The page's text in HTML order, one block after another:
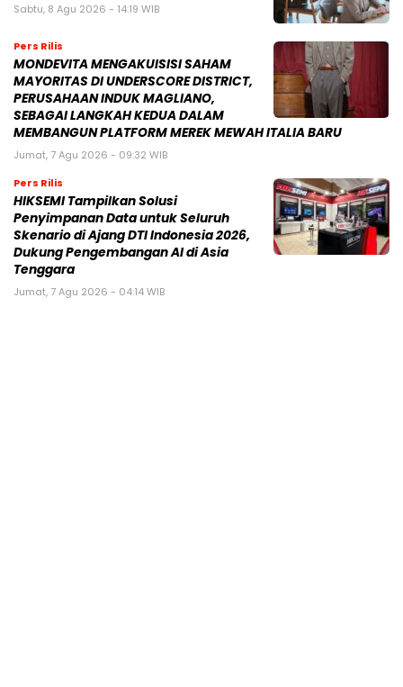
Sabtu, 8 Agu 2026 - 14:19 WIB
Pers Rilis
MONDEVITA MENGAKUISISI SAHAM
MAYORITAS DI UNDERSCORE DISTRICT,
PERUSAHAAN INDUK MAGLIANO,
SEBAGAI LANGKAH KEDUA DALAM
MEMBANGUN PLATFORM MEREK MEWAH ITALIA BARU
Jumat, 7 Agu 2026 - 09:32 WIB
Pers Rilis
HIKSEMI Tampilkan Solusi
Penyimpanan Data untuk Seluruh
Skenario di Ajang DTI Indonesia 2026,
Dukung Pengembangan AI di Asia
Tenggara
Jumat, 7 Agu 2026 - 04:14 WIB